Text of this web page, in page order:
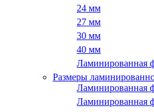
24 мм
27 мм
30 мм
40 мм
Ламинированная
Размеры
Ламинированная
Ламинированная